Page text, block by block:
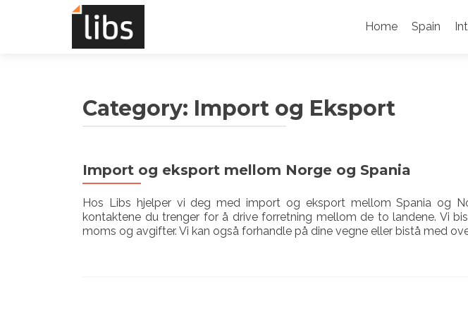
to
Home Spain
Category: Import og Eksport
Import og eksport mellom Norge og Spania
Hos Libs hjelper vi deg med import og eksport mellom Spania og
kontaktene du trenger for å drive forretning mellom de to landene. Vi
moms og avgifter. Vi kan også forhandle på dine vegne eller bistå med